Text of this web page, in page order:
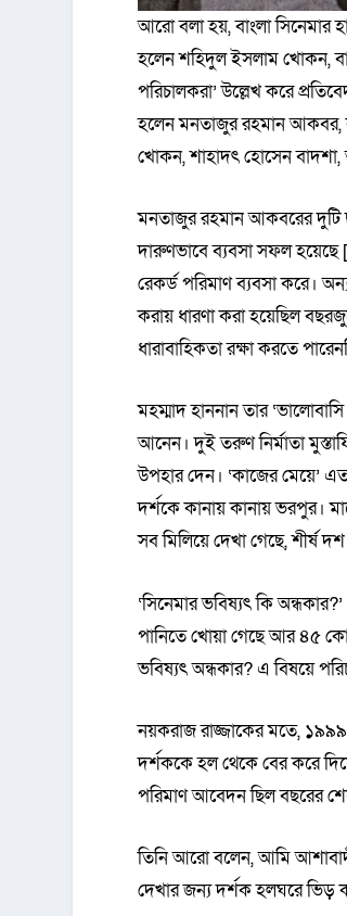
আরো বলা হয়, বাংলা সিনেমার
হলেন শহিদুল ইসলাম খোকন,
পরিচালকরা’ উল্লেখ করে
হলেন মনতাজুর রহমান আকবর,
খোকন, শাহাদৎ হোসেন বাদশা,
মনতাজুর রহমান আকবরের দুটি
দারুণভাবে ব্যবসা সফল হয়েছে
রেকর্ড পরিমাণ ব্যবসা করে।
করায় ধারণা করা হয়েছিল
ধারাবাহিকতা রক্ষা করতে
মহম্মাদ হাননান তার
আনেন। দুই তরুণ নির্মাতা
উপহার দেন। ‘কাজের মেয়ে’
দর্শকে কানায় কানায় ভরপুর।
সব মিলিয়ে দেখা গেছে, শীর্ষ
‘সিনেমার ভবিষ্যৎ কি
পানিতে খোয়া গেছে আর ৪৫
ভবিষ্যৎ অন্ধকার? এ বিষয়ে
নয়করাজ রাজ্জাকের মতে, ১৯৯৯
দর্শককে হল থেকে বের করে
পরিমাণ আবেদন ছিল বছরের
তিনি আরো বলেন, আমি
দেখার জন্য দর্শক হলঘরে ভিড়